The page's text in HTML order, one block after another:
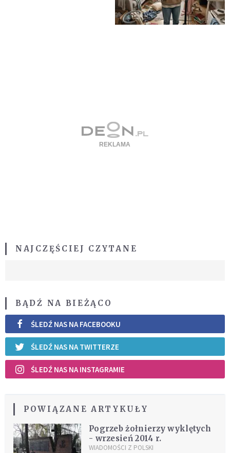
NAJCZĘŚCIEJ CZYTANE
BĄDŹ NA BIEŻĄCO
ŚLEDŹ NAS NA FACEBOOKU
ŚLEDŹ NAS NA TWITTERZE
ŚLEDŹ NAS NA INSTAGRAMIE
POWIĄZANE ARTYKUŁY
Pogrzeb żołnierzy wyklętych
- wrzesień 2014 r.
WIADOMOŚCI Z POLSKI